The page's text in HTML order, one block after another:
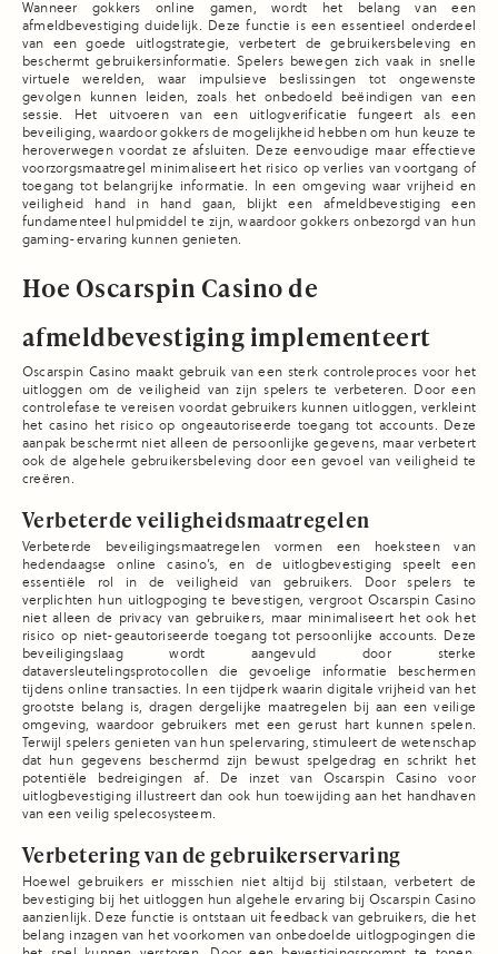
Wanneer gokkers online gamen, wordt het belang van een
afmeldbevestiging duidelijk. Deze functie is een essentieel onderdeel
van een goede uitlogstrategie, verbetert de gebruikersbeleving en
beschermt gebruikersinformatie. Spelers bewegen zich vaak in snelle
virtuele werelden, waar impulsieve beslissingen tot ongewenste
gevolgen kunnen leiden, zoals het onbedoeld beëindigen van een
sessie. Het uitvoeren van een uitlogverificatie fungeert als een
beveiliging, waardoor gokkers de mogelijkheid hebben om hun keuze te
heroverwegen voordat ze afsluiten. Deze eenvoudige maar effectieve
voorzorgsmaatregel minimaliseert het risico op verlies van voortgang of
toegang tot belangrijke informatie. In een omgeving waar vrijheid en
veiligheid hand in hand gaan, blijkt een afmeldbevestiging een
fundamenteel hulpmiddel te zijn, waardoor gokkers onbezorgd van hun
gaming-ervaring kunnen genieten.
Hoe Oscarspin Casino de
afmeldbevestiging implementeert
Oscarspin Casino maakt gebruik van een sterk controleproces voor het
uitloggen om de veiligheid van zijn spelers te verbeteren. Door een
controlefase te vereisen voordat gebruikers kunnen uitloggen, verkleint
het casino het risico op ongeautoriseerde toegang tot accounts. Deze
aanpak beschermt niet alleen de persoonlijke gegevens, maar verbetert
ook de algehele gebruikersbeleving door een gevoel van veiligheid te
creëren.
Verbeterde veiligheidsmaatregelen
Verbeterde beveiligingsmaatregelen vormen een hoeksteen van
hedendaagse online casino’s, en de uitlogbevestiging speelt een
essentiële rol in de veiligheid van gebruikers. Door spelers te
verplichten hun uitlogpoging te bevestigen, vergroot Oscarspin Casino
niet alleen de privacy van gebruikers, maar minimaliseert het ook het
risico op niet-geautoriseerde toegang tot persoonlijke accounts. Deze
beveiligingslaag wordt aangevuld door sterke
dataversleutelingsprotocollen die gevoelige informatie beschermen
tijdens online transacties. In een tijdperk waarin digitale vrijheid van het
grootste belang is, dragen dergelijke maatregelen bij aan een veilige
omgeving, waardoor gebruikers met een gerust hart kunnen spelen.
Terwijl spelers genieten van hun spelervaring, stimuleert de wetenschap
dat hun gegevens beschermd zijn bewust spelgedrag en schrikt het
potentiële bedreigingen af. De inzet van Oscarspin Casino voor
uitlogbevestiging illustreert dan ook hun toewijding aan het handhaven
van een veilig spelecosysteem.
Verbetering van de gebruikerservaring
Hoewel gebruikers er misschien niet altijd bij stilstaan, verbetert de
bevestiging bij het uitloggen hun algehele ervaring bij Oscarspin Casino
aanzienlijk. Deze functie is ontstaan uit feedback van gebruikers, die het
belang inzagen van het voorkomen van onbedoelde uitlogpogingen die